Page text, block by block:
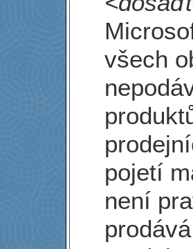
všech
pojetí
není